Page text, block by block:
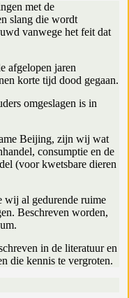
met de
slang die wordt
vanwege het feit dat
afgelopen jaren
korte tijd dood gegaan.
omgeslagen is in
Beijing, zijn wij wat
consumptie en de
(voor kwetsbare dieren
wij al gedurende ruime
Beschreven worden,
in de literatuur en
die kennis te vergroten.